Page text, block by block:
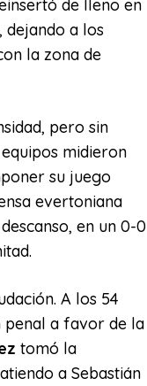
de lleno en
dejando a los
la zona de
pero sin
midieron
su juego
evertoniana
en un 0-0
A los 54
penal a favor de la
tomó la
a Sebastián